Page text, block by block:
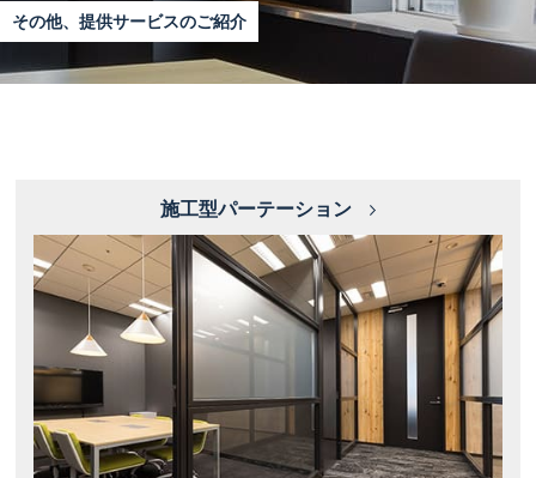
その他、提供サービスのご紹介
施工型パーテーション